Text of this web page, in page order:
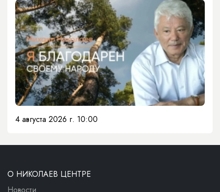
4 августа 2026 г. 10:00
О НИКОЛАЕВ ЦЕНТРЕ